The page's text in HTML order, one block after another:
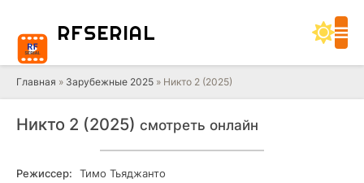
RFSERIAL
Главная » Зарубежные 2025 » Никто 2 (2025)
Никто 2 (2025) смотреть онлайн
Режиссер:
Тимо Тьяджанто